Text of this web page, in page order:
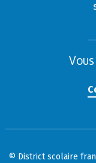
© District scolaire